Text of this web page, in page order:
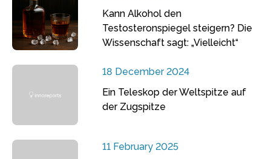
Kann Alkohol den
Testosteronspiegel steigern? Die
Wissenschaft sagt: „Vielleicht“
18 December 2024
Ein Teleskop der Weltspitze auf
der Zugspitze
11 February 2025